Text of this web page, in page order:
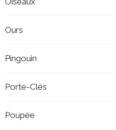
Ours
Pingouin
Porte-Clés
Poupée